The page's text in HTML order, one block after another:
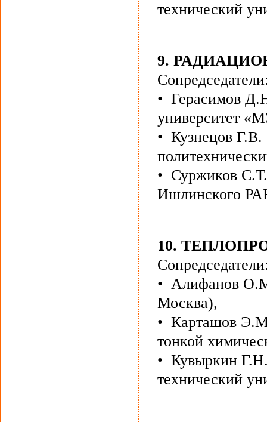
технический
9.
• Герасимов
университет
• Кузнецов Г.В.
• Суржиков
Ишлинского
10.
• Алифанов
Москва),
• Карташов
тонкой
• Кувыркин
технический